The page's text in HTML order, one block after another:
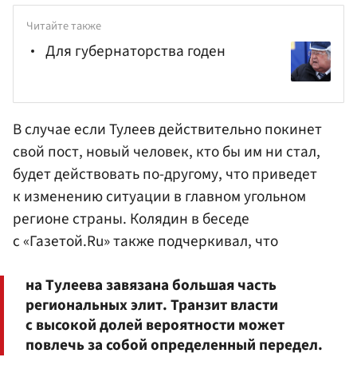
Читайте также
Для губернаторства годен
В случае если Тулеев действительно покинет
свой пост, новый человек, кто бы им ни стал,
будет действовать по-другому, что приведет
к изменению ситуации в главном угольном
регионе страны. Колядин в беседе
с «Газетой.Ru» также подчеркивал, что
на Тулеева завязана большая часть
региональных элит. Транзит власти
с высокой долей вероятности может
повлечь за собой определенный передел.